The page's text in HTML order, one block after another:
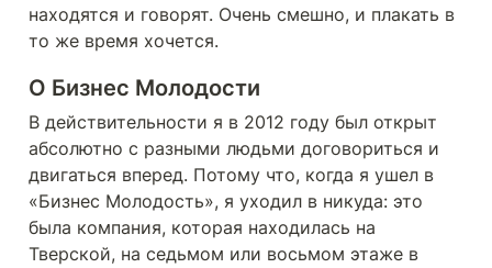
находятся и говорят. Очень смешно, и плакать в
то же время хочется.
О Бизнес Молодости
В действительности я в 2012 году был открыт
абсолютно с разными людьми договориться и
двигаться вперед. Потому что, когда я ушел в
«Бизнес Молодость», я уходил в никуда: это
была компания, которая находилась на
Тверской, на седьмом или восьмом этаже в